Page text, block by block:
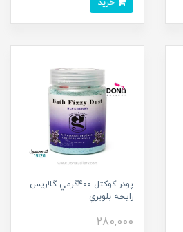
پودر کوکتل 400گرمي گلاريس
رايحه بلوبري
280,000